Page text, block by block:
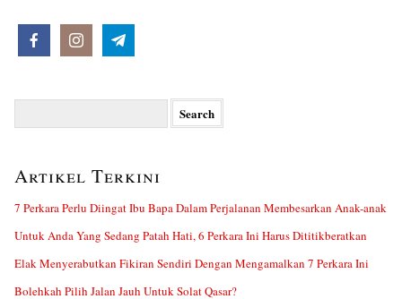
Artikel Terkini
7 Perkara Perlu Diingat Ibu Bapa Dalam Perjalanan Membesarkan Anak-anak
Untuk Anda Yang Sedang Patah Hati, 6 Perkara Ini Harus Dititikberatkan
Elak Menyerabutkan Fikiran Sendiri Dengan Mengamalkan 7 Perkara Ini
Bolehkah Pilih Jalan Jauh Untuk Solat Qasar?